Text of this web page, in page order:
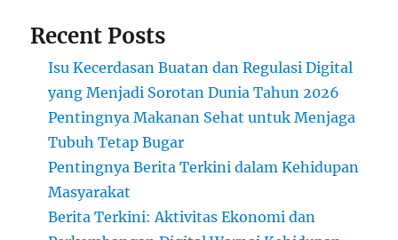
Recent Posts
Isu Kecerdasan Buatan dan Regulasi Digital
yang Menjadi Sorotan Dunia Tahun 2026
Pentingnya Makanan Sehat untuk Menjaga
Tubuh Tetap Bugar
Pentingnya Berita Terkini dalam Kehidupan
Masyarakat
Berita Terkini: Aktivitas Ekonomi dan